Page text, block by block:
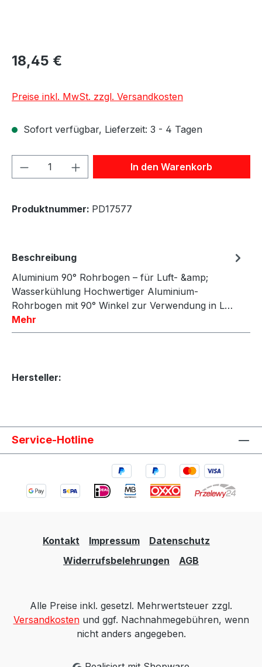
18,45 €
Preise inkl. MwSt. zzgl. Versandkosten
Sofort verfügbar, Lieferzeit: 3 - 4 Tagen
Produkt Anzahl: Gib denIn den Warenkorb
Produktnummer: PD17577
Beschreibung
Aluminium 90° Rohrbogen – für Luft- &amp;
Wasserkühlung Hochwertiger Aluminium-
Rohrbogen mit 90° Winkel zur Verwendung in L…
Mehr
Hersteller:
Service-Hotline
Kontakt Impressum
Datenschutz
Widerrufsbelehrungen
AGB
Alle Preise inkl. gesetzl. Mehrwertsteuer zzgl.
Versandkostenund ggf. Nachnahmegebühren, wenn
nicht anders angegeben.